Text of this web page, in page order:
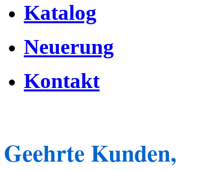
Katalog
Neuerung
Kontakt
Geehrte Kunden,